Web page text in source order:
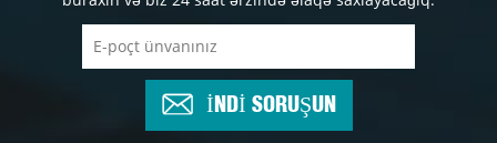
İNDİ SORUŞUN